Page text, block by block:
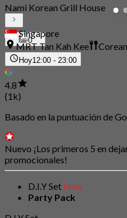
0
Nami Korean Grill House
Singapore
MRT Tan Kah Kee
Hoy12:00 - 23:00
4.8
(1k)
Basado en la puntuación de
Nuevo ¡Los primeros 5 en
promocionales!
D.I.Y Set New
Party Pack